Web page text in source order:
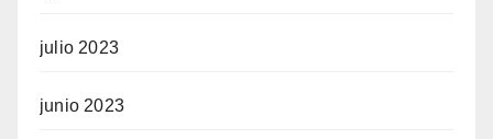
julio 2023
junio 2023